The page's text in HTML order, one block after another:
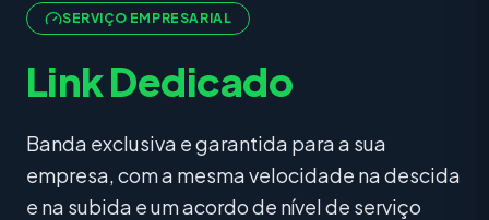
SERVIÇO EMPRESARIAL
Link Dedicado
Banda exclusiva e garantida para a sua
empresa, com a mesma velocidade na descida
e na subida e um acordo de nível de serviço